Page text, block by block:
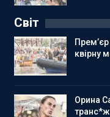
Світ
квірну
Орина